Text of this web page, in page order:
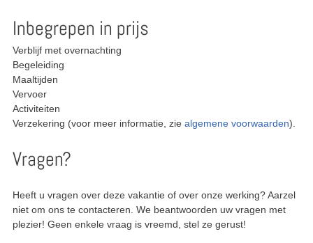
Inbegrepen in prijs
Verblijf met overnachting
Begeleiding
Maaltijden
Vervoer
Activiteiten
Verzekering (voor meer informatie, zie algemene voorwaarden).
Vragen?
Heeft u vragen over deze vakantie of over onze werking? Aarzel
niet om ons te contacteren. We beantwoorden uw vragen met
plezier! Geen enkele vraag is vreemd, stel ze gerust!